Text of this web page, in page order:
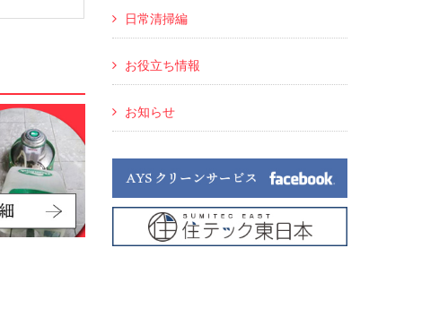
日常清掃編
お役立ち情報
お知らせ